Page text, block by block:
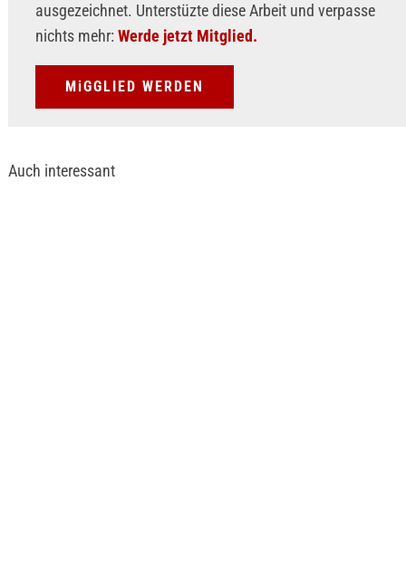
ausgezeichnet. Unterstüzte diese Arbeit und verpasse
nichts mehr: Werde jetzt Mitglied.
MiGGLIED WERDEN
Auch interessant